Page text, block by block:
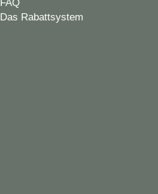
FAQ
Das Rabattsystem